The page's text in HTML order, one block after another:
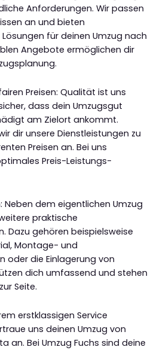
Anforderungen. Wir passen
an und bieten
für deinen Umzug nach
Angebote ermöglichen dir
Preisen: Qualität ist uns
dass dein Umzugsgut
am Zielort ankommt.
dir unsere Dienstleistungen zu
Preisen an. Bei uns
Preis-Leistungs-
Neben dem eigentlichen Umzug
praktische
Dazu gehören beispielsweise
Montage- und
oder die Einlagerung von
dich umfassend und stehen
Seite.
erstklassigen Service
uns deinen Umzug von
an. Bei Umzug Fuchs sind deine